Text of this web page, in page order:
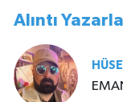
Alıntı